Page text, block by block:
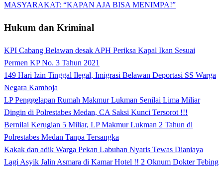
MASYARAKAT: “KAPAN AJA BISA MENIMPA!”
Hukum dan Kriminal
KPI Cabang Belawan desak APH Periksa Kapal Ikan Sesuai
Permen KP No. 3 Tahun 2021
149 Hari Izin Tinggal Ilegal, Imigrasi Belawan Deportasi SS Warga
Negara Kamboja
LP Penggelapan Rumah Makmur Lukman Senilai Lima Miliar
Dingin di Polrestabes Medan, CA Saksi Kunci Tersorot !!!
Bernilai Kerugian 5 Miliar, LP Makmur Lukman 2 Tahun di
Polrestabes Medan Tanpa Tersangka
Kakak dan adik Warga Pekan Labuhan Nyaris Tewas Dianiaya
Lagi Asyik Jalin Asmara di Kamar Hotel !! 2 Oknum Dokter Tebing